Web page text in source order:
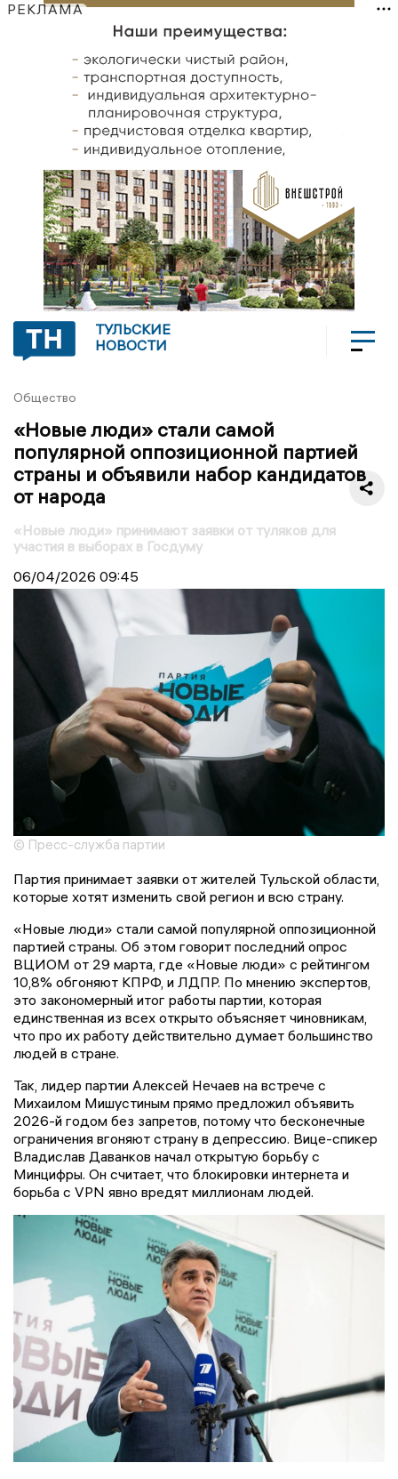
РЕКЛАМА
ТУЛЬСКИЕ
НОВОСТИ
Общество
«Новые люди» стали самой
популярной оппозиционной партией
страны и объявили набор кандидатов
от народа
«Новые люди» принимают заявки от туляков для
участия в выборах в Госдуму
06/04/2026 09:45
© Пресс-служба партии
Партия принимает заявки от жителей Тульской области,
которые хотят изменить свой регион и всю страну.
«Новые люди» стали самой популярной оппозиционной
партией страны. Об этом говорит последний опрос
ВЦИОМ от 29 марта, где «Новые люди» с рейтингом
10,8% обгоняют КПРФ, и ЛДПР. По мнению экспертов,
это закономерный итог работы партии, которая
единственная из всех открыто объясняет чиновникам,
что про их работу действительно думает большинство
людей в стране.
Так, лидер партии Алексей Нечаев на встрече с
Михаилом Мишустиным прямо предложил объявить
2026-й годом без запретов, потому что бесконечные
ограничения вгоняют страну в депрессию. Вице-спикер
Владислав Даванков начал открытую борьбу с
Минцифры. Он считает, что блокировки интернета и
борьба с VPN явно вредят миллионам людей.